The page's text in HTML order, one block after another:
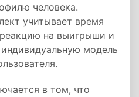
человека.
учитывает время
на выигрыши и
модель
в том, что